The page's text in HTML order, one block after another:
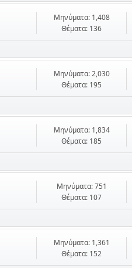
Μηνύματα: 1,408
Θέματα: 136
Μηνύματα: 2,030
Θέματα: 195
Μηνύματα: 1,834
Θέματα: 185
Μηνύματα: 751
Θέματα: 107
Μηνύματα: 1,361
Θέματα: 152